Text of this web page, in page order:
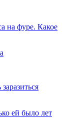
на фуре. Какое
ей было лет